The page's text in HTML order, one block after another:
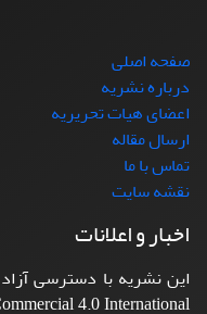
صفحه اصلی
درباره نشریه
اعضای هیات تحریریه
ارسال مقاله
تماس با ما
نقشه سایت
اخبار و اعلانات
این نشریه با دسترسی
4.0 International